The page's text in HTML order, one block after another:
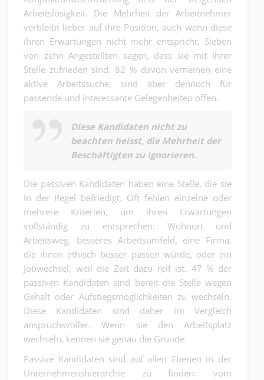
Arbeitslosigkeit. Die Mehrheit der Arbeitnehmer
verbleibt lieber auf ihre Position, auch wenn diese
ihren Erwartungen nicht mehr entspricht. Sieben
von zehn Angestellten sagen, dass sie mit ihrer
Stelle zufrieden sind. 82 % davon verneinen eine
aktive Arbeitssuche, sind aber dennoch für
passende und interessante Gelegenheiten offen.
Diese Kandidaten nicht zu
beachten heisst, die Mehrheit der
Beschäftigten zu ignorieren.
Die passiven Kandidaten haben eine Stelle, die sie
in der Regel befriedigt. Oft fehlen einzelne oder
mehrere Kriterien, um ihren Erwartungen
vollständig zu entsprechen: Wohnort und
Arbeitsweg, besseres Arbeitsumfeld, eine Firma,
die ihnen ethisch besser passen würde, oder ein
Jobwechsel, weil die Zeit dazu reif ist. 47 % der
passiven Kandidaten sind bereit die Stelle wegen
Gehalt oder Aufstiegsmöglichkeiten zu wechseln.
Diese Kandidaten sind daher im Vergleich
anspruchsvoller. Wenn sie den Arbeitsplatz
wechseln, kennen sie genau die Gründe.
Passive Kandidaten sind auf allen Ebenen in der
Unternehmenshierarchie zu finden: vom